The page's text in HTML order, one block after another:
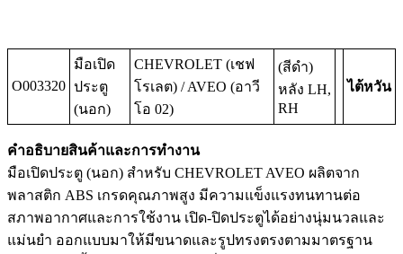
O003320
มือเปิด
ประตู
(นอก)
CHEVROLET (เชฟ
โรเลต) / AVEO (อาวี
โอ 02)
(สีดำ)
หลัง LH,
RH
ไต้หวัน
คำอธิบายสินค้าและการทำงาน
มือเปิดประตู (นอก) สำหรับ CHEVROLET AVEO ผลิตจาก
พลาสติก ABS เกรดคุณภาพสูง มีความแข็งแรงทนทานต่อ
สภาพอากาศและการใช้งาน เปิด-ปิดประตูได้อย่างนุ่มนวลและ
แม่นยำ ออกแบบมาให้มีขนาดและรูปทรงตรงตามมาตรฐาน